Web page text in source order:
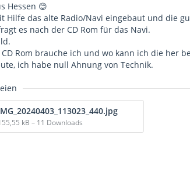
Hessen 😊
Hilfe das alte Radio/Navi eingebaut und die
es nach der CD Rom für das Navi.
Rom brauche ich und wo kann ich die her
ich habe null Ahnung von Technik.
kB – 11 Downloads